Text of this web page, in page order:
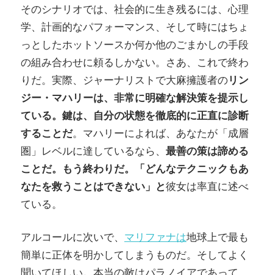
そのシナリオでは、社会的に生き残るには、心理
学、計画的なパフォーマンス、そして時にはちょ
っとしたホットソースか何か他のごまかしの手段
の組み合わせに頼るしかない。さあ、これで終わ
りだ。実際、ジャーナリストで大麻擁護者のリン
ジー・マハリーは、非常に明確な解決策を提示し
ている。 鍵は、自分の状態を徹底的に正直に診断
することだ。マハリーによれば、あなたが「成層
圏」レベルに達しているなら、 最善の策は諦める
ことだ。もう終わりだ。「どんなテクニックもあ
なたを救うことはできない」と彼女は率直に述べ
ている。
アルコールに次いで、 マリファナは地球上で最も
簡単に正体を明かしてしまうものだ。そしてよく